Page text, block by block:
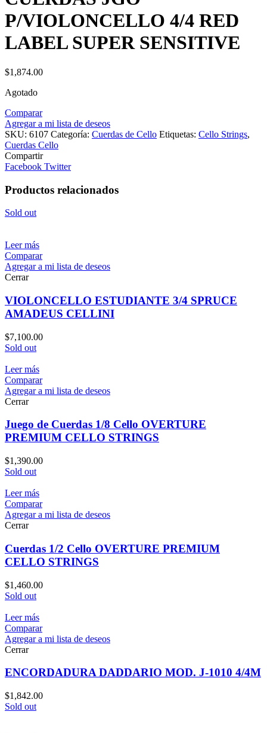
P/VIOLONCELLO 4/4 RED
LABEL SUPER SENSITIVE
$1,874.00
Agotado
Comparar
Agregar a mi lista de deseos
SKU: 6107 Categoría: Cuerdas de Cello Etiquetas: Cello Strings,
Cuerdas Cello
Compartir
Facebook Twitter
Productos relacionados
Sold out
Leer más
Comparar
Agregar a mi lista de deseos
Cerrar
VIOLONCELLO ESTUDIANTE 3/4 SPRUCE
AMADEUS CELLINI
$7,100.00
Sold out
Leer más
Comparar
Agregar a mi lista de deseos
Cerrar
Juego de Cuerdas 1/8 Cello OVERTURE
PREMIUM CELLO STRINGS
$1,390.00
Sold out
Leer más
Comparar
Agregar a mi lista de deseos
Cerrar
Cuerdas 1/2 Cello OVERTURE PREMIUM
CELLO STRINGS
$1,460.00
Sold out
Leer más
Comparar
Agregar a mi lista de deseos
Cerrar
ENCORDADURA DADDARIO MOD. J-1010 4/4M
$1,842.00
Sold out